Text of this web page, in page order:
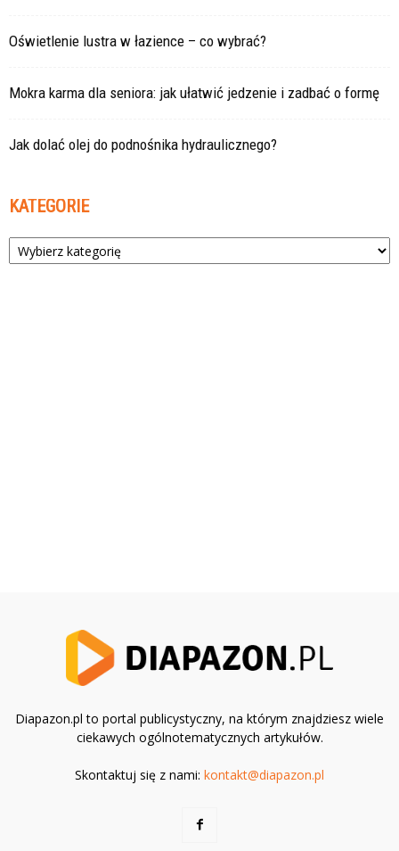
Oświetlenie lustra w łazience – co wybrać?
Mokra karma dla seniora: jak ułatwić jedzenie i zadbać o formę
Jak dolać olej do podnośnika hydraulicznego?
KATEGORIE
Kategorie
Diapazon.pl to portal publicystyczny, na którym znajdziesz wiele
ciekawych ogólnotematycznych artykułów.
Skontaktuj się z nami: kontakt@diapazon.pl